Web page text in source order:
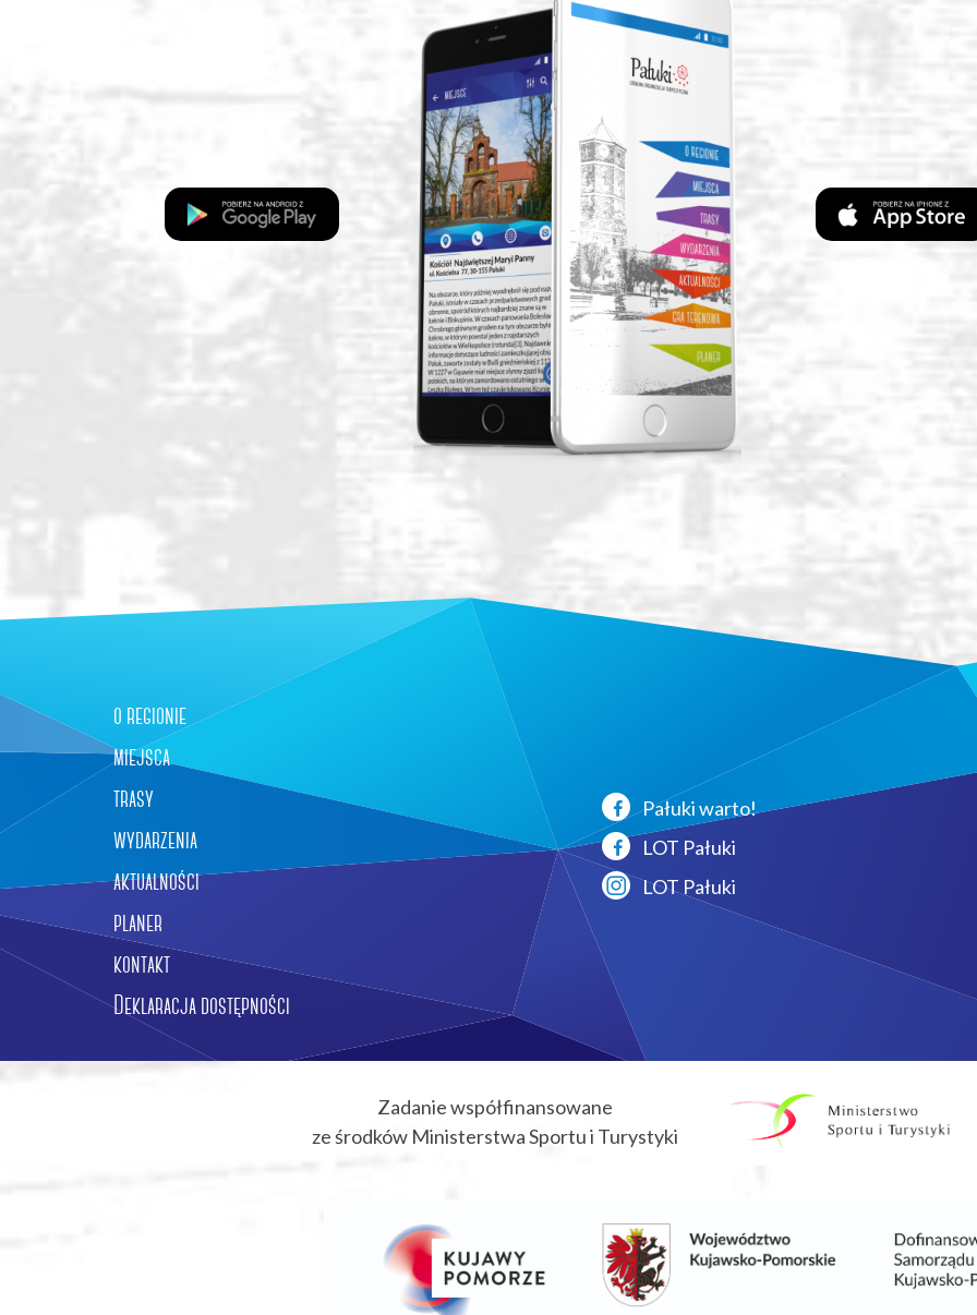
o regionie
miejsca
trasy
wydarzenia
aktualności
planer
kontakt
Deklaracja dostępności
Pałuki warto!
LOT Pałuki
LOT Pałuki
Zadanie współfinansowane
ze środków Ministerstwa Sportu i Turystyki